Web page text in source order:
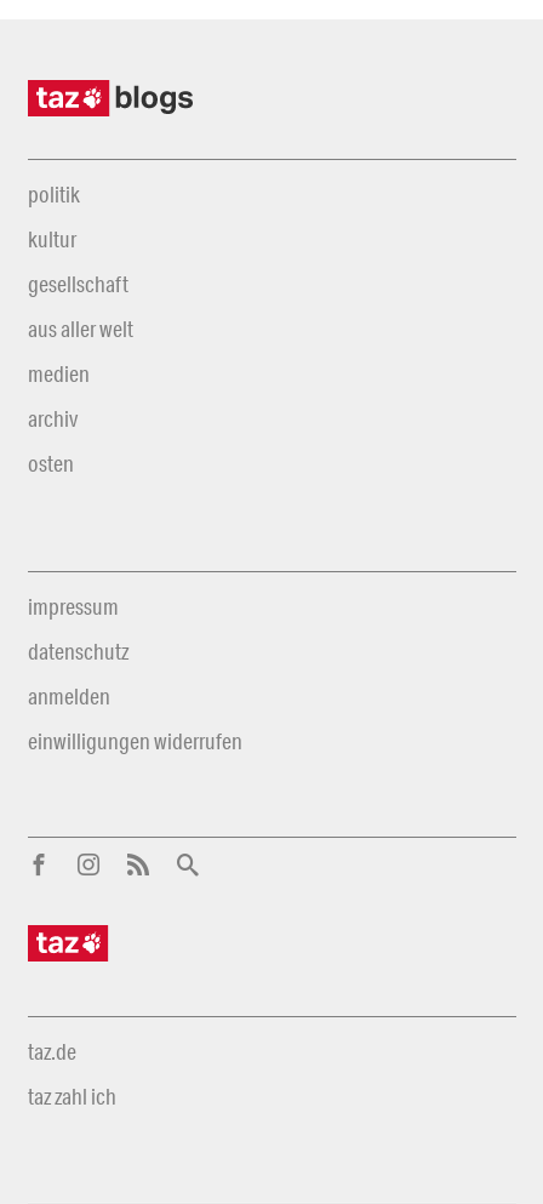
politik
kultur
gesellschaft
aus aller welt
medien
archiv
osten
impressum
datenschutz
anmelden
einwilligungen widerrufen
taz.de
taz zahl ich